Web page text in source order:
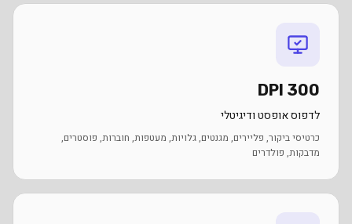
300 DPI
לדפוס אופסט ודיגיטלי
כרטיסי ביקור, פליירים, מגנטים, גלויות, מעטפות, חוברות, פוסטרים,
מדבקות, פולדרים